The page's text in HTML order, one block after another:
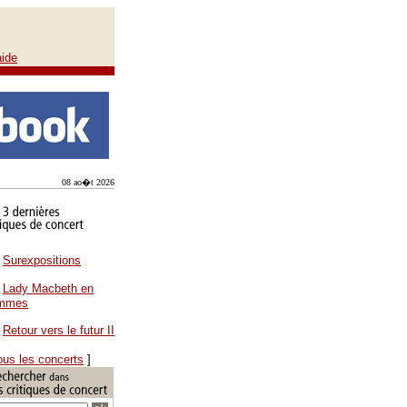
08 ao�t 2026
Surexpositions
Lady Macbeth en
Retour vers le futur II
les concerts ]